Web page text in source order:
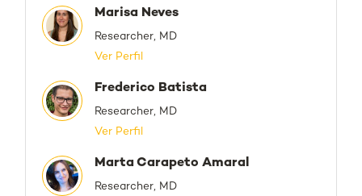
Marisa Neves
Researcher, MD
Ver Perfil
Frederico Batista
Researcher, MD
Ver Perfil
Marta Carapeto Amaral
Researcher, MD